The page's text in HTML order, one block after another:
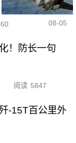
08-05
！防长一句
阅读 5847
-15T百公里外